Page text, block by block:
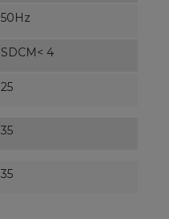
50Hz
SDCM< 4
25
35
35